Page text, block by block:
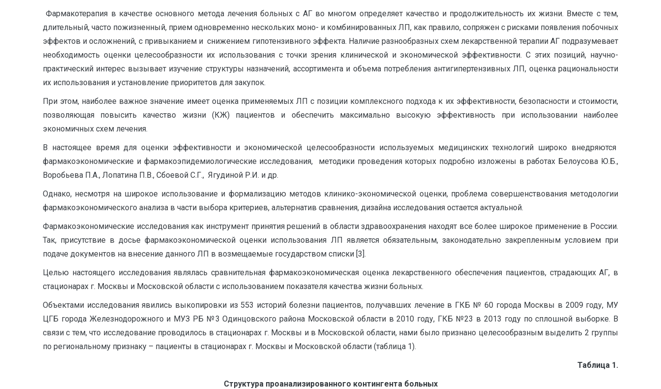
Фармакотерапия в качестве основного метода лечения больных с АГ во многом определяет качество и продолжительность их жизни. Вместе с тем,
длительный, часто пожизненный, прием одновременно нескольких моно- и комбинированных ЛП, как правило, сопряжен с рисками появления побочных
эффектов и осложнений, с привыканием и снижением гипотензивного эффекта. Наличие разнообразных схем лекарственной терапии АГ подразумевает
необходимость оценки целесообразности их использования с точки зрения клинической и экономической эффективности. С этих позиций, научно-
практический интерес вызывает изучение структуры назначений, ассортимента и объема потребления антигипертензивных ЛП, оценка рациональности
их использования и установление приоритетов для закупок.
При этом, наиболее важное значение имеет оценка применяемых ЛП с позиции комплексного подхода к их эффективности, безопасности и стоимости,
позволяющая повысить качество жизни (КЖ) пациентов и обеспечить максимально высокую эффективность при использовании наиболее
экономичных схем лечения.
В настоящее время для оценки эффективности и экономической целесообразности используемых медицинских технологий широко внедряются
фармакоэкономические и фармакоэпидемиологические исследования, методики проведения которых подробно изложены в работах Белоусова Ю.Б.,
Воробьева П.А., Лопатина П.В., Сбоевой С.Г., Ягудиной Р.И. и др.
Однако, несмотря на широкое использование и формализацию методов клинико-экономической оценки, проблема совершенствования методологии
фармакоэкономического анализа в части выбора критериев, альтернатив сравнения, дизайна исследования остается актуальной.
Фармакоэкономические исследования как инструмент принятия решений в области здравоохранения находят все более широкое применение в России.
Так, присутствие в досье фармакоэкономической оценки использования ЛП является обязательным, законодательно закрепленным условием при
подаче документов на внесение данного ЛП в возмещаемые государством списки [3].
Целью настоящего исследования являлась сравнительная фармакоэкономическая оценка лекарственного обеспечения пациентов, страдающих АГ, в
стационарах г. Москвы и Московской области с использованием показателя качества жизни больных.
Объектами исследования явились выкопировки из 553 историй болезни пациентов, получавших лечение в ГКБ № 60 города Москвы в 2009 году, МУ
ЦГБ города Железнодорожного и МУЗ РБ №3 Одинцовского района Московской области в 2010 году, ГКБ №23 в 2013 году по сплошной выборке. В
связи с тем, что исследование проводилось в стационарах г. Москвы и в Московской области, нами было признано целесообразным выделить 2 группы
по региональному признаку – пациенты в стационарах г. Москвы и Московской области (таблица 1).
Таблица 1.
Структура проанализированного контингента больных